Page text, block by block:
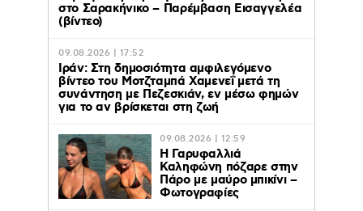
στο Σαρακήνικο – Παρέμβαση Εισαγγελέα
(βίντεο)
09.08.2026 | 17:52
Ιράν: Στη δημοσιότητα αμφιλεγόμενο
βίντεο του Μοτζταμπά Χαμενεΐ μετά τη
συνάντηση με Πεζεσκιάν, εν μέσω φημών
για το αν βρίσκεται στη ζωή
09.08.2026 | 12:59
Η Γαρυφαλλιά
Καληφώνη πόζαρε στην
Πάρο με μαύρο μπικίνι –
Φωτογραφίες